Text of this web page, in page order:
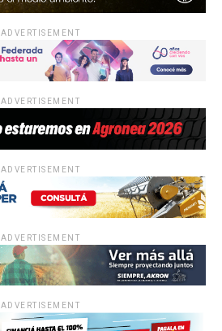
ADVERTISEMENT
ADVERTISEMENT
ADVERTISEMENT
ADVERTISEMENT
ADVERTISEMENT